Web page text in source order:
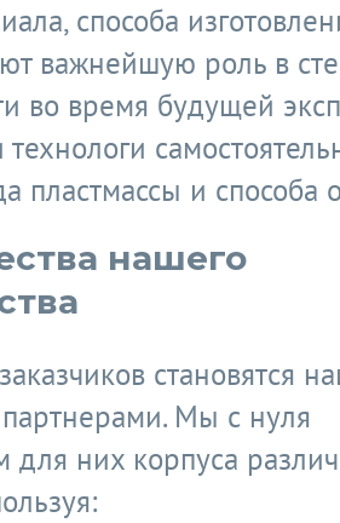
способа
важнейшую роль в
во время будущей
пластмассы и способа
нашего
становятся
Мы с нуля
для них корпуса